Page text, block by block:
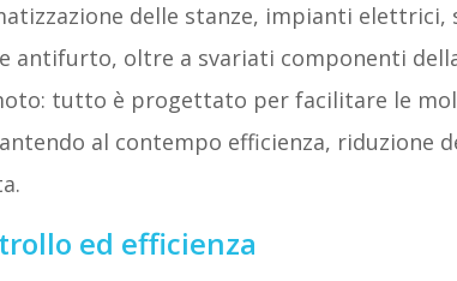
delle stanze, impianti
antifurto, oltre a svariati componenti
tutto è progettato per facilitare le
al contempo efficienza, riduzione
ed efficienza